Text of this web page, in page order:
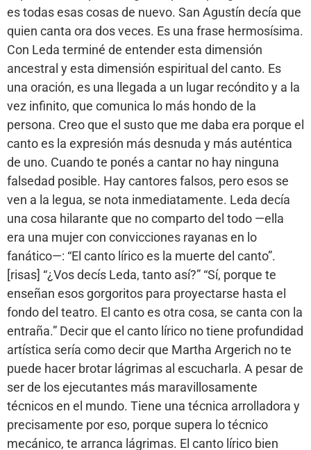
es todas esas cosas de nuevo. San Agustín decía que
quien canta ora dos veces. Es una frase hermosísima.
Con Leda terminé de entender esta dimensión
ancestral y esta dimensión espiritual del canto. Es
una oración, es una llegada a un lugar recóndito y a la
vez infinito, que comunica lo más hondo de la
persona. Creo que el susto que me daba era porque el
canto es la expresión más desnuda y más auténtica
de uno. Cuando te ponés a cantar no hay ninguna
falsedad posible. Hay cantores falsos, pero esos se
ven a la legua, se nota inmediatamente. Leda decía
una cosa hilarante que no comparto del todo —ella
era una mujer con convicciones rayanas en lo
fanático—: “El canto lírico es la muerte del canto”.
[risas] “¿Vos decís Leda, tanto así?” “Sí, porque te
enseñan esos gorgoritos para proyectarse hasta el
fondo del teatro. El canto es otra cosa, se canta con la
entraña.” Decir que el canto lírico no tiene profundidad
artística sería como decir que Martha Argerich no te
puede hacer brotar lágrimas al escucharla. A pesar de
ser de los ejecutantes más maravillosamente
técnicos en el mundo. Tiene una técnica arrolladora y
precisamente por eso, porque supera lo técnico
mecánico, te arranca lágrimas. El canto lírico bien